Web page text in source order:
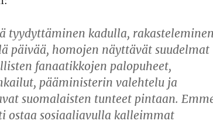
tyydyttäminen kadulla,
päivää, homojen näyttävät suudelmat
fanaatikkojen palopuheet,
pääministerin valehtelu ja
suomalaisten tunteet pintaan.
ostaa sosiaaliavulla kalleimmat